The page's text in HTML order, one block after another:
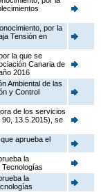
por la
Tensión en
la que se
Canaria de
2016
Ambiental de las
y Control
de los servicios
90, 13.5.2015), se
aprueba el
la
la